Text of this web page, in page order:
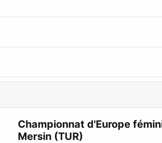
Championnat d'Europe
Mersin (TUR)